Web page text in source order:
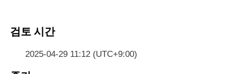
검토 시간
2025-04-29 11:12 (UTC+9:00)